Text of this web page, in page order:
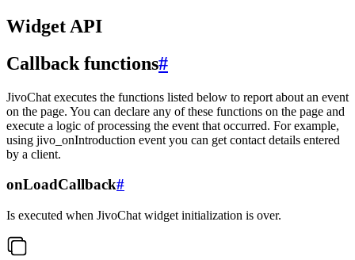
Widget API
Callback functions#
JivoChat executes the functions listed below to report about an event
on the page. You can declare any of these functions on the page and
execute a logic of processing the event that occurred. For example,
using jivo_onIntroduction event you can get contact details entered
by a client.
onLoadCallback#
Is executed when JivoChat widget initialization is over.